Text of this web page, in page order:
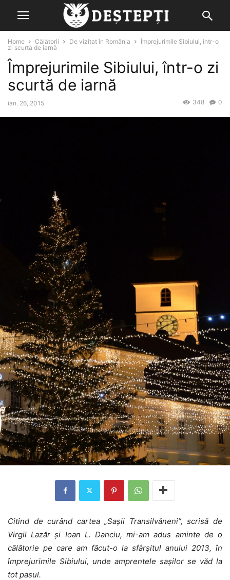
Home Călătorii De vizitat în România
Împrejurimile Sibiului, într-o
zi scurtă de iarnă
Împrejurimile Sibiului, într-o zi
scurtă de iarnă
ian. 26, 2015 0
348
Citind de curând cartea „Saşii Transilvăneni”, scrisă de
Virgil Lazăr şi Ioan L. Danciu, mi-am adus aminte de o
călătorie pe care am făcut-o la sfârşitul anului 2013, în
împrejurimile Sibiului, unde amprentele saşilor se văd la
tot pasul.